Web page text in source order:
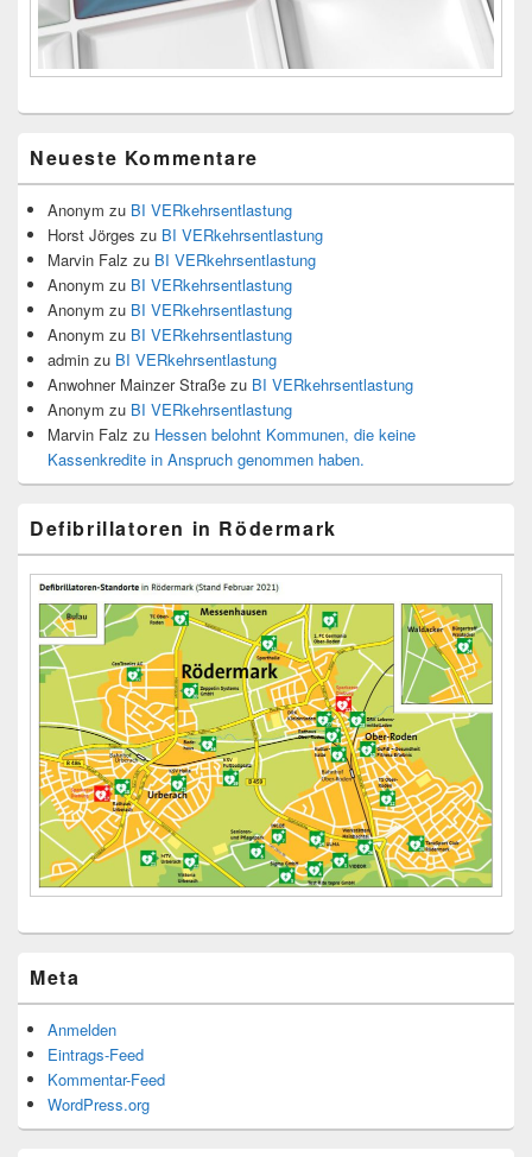
Neueste Kommentare
Anonym zu BI VERkehrsentlastung
Horst Jörges zu BI VERkehrsentlastung
Marvin Falz zu BI VERkehrsentlastung
Anonym zu BI VERkehrsentlastung
Anonym zu BI VERkehrsentlastung
Anonym zu BI VERkehrsentlastung
admin zu BI VERkehrsentlastung
Anwohner Mainzer Straße zu BI VERkehrsentlastung
Anonym zu BI VERkehrsentlastung
Marvin Falz zu Hessen belohnt Kommunen, die keine
Kassenkredite in Anspruch genommen haben.
Defibrillatoren in Rödermark
Meta
Anmelden
Eintrags-Feed
Kommentar-Feed
WordPress.org